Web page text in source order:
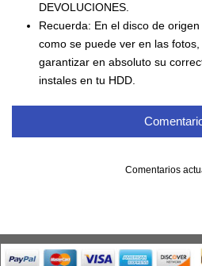
DEVOLUCIONES.
Recuerda: En el disco de
como se puede ver en las
garantizar en absoluto su
instales en tu HDD.
Comentarios